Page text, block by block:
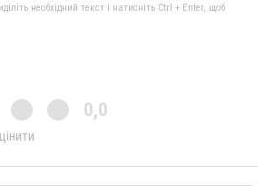
необхідний текст і натисніть Ctrl + Enter, щоб
0,0